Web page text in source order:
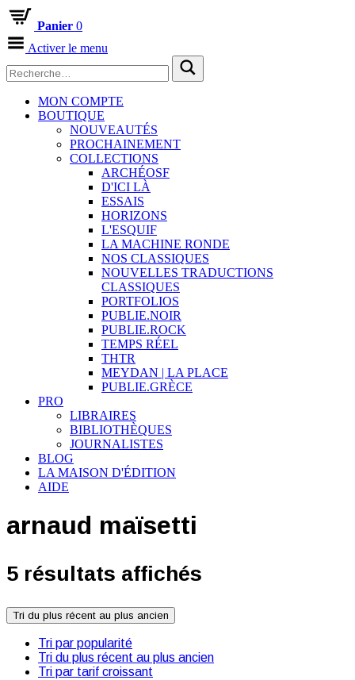
Panier 0
Activer le menu
MON COMPTE
BOUTIQUE
NOUVEAUTÉS
PROCHAINEMENT
COLLECTIONS
ARCHÉOSF
D'ICI LÀ
ESSAIS
HORIZONS
L'ESQUIF
LA MACHINE RONDE
NOS CLASSIQUES
NOUVELLES TRADUCTIONS
CLASSIQUES
PORTFOLIOS
PUBLIE.NOIR
PUBLIE.ROCK
TEMPS RÉEL
THTR
MEYDAN | LA PLACE
PUBLIE.GRÈCE
PRO
LIBRAIRES
BIBLIOTHÈQUES
JOURNALISTES
BLOG
LA MAISON D'ÉDITION
AIDE
arnaud maïsetti
5 résultats affichés
Tri du plus récent au plus ancien
Tri par popularité
Tri du plus récent au plus ancien
Tri par tarif croissant